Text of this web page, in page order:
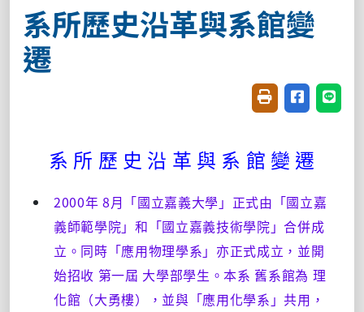
系所歷史沿革與系館變
遷
友善列印(開新視
分享至臉書
分享
系 所 歷 史 沿 革 與 系 館 變 遷
2000年 8月「國立嘉義大學」正式由「國立嘉
義師範學院」和「國立嘉義技術學院」合併成
立。同時「應用物理學系」亦正式成立，並開
始招收 第一屆 大學部學生。本系 舊系館為 理
化館（大勇樓），並與「應用化學系」共用，